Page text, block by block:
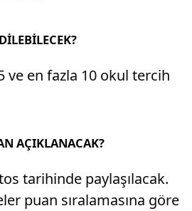
ve en fazla 10 okul tercih
AÇIKLANACAK?
tarihinde paylaşılacak.
puan sıralamasına göre